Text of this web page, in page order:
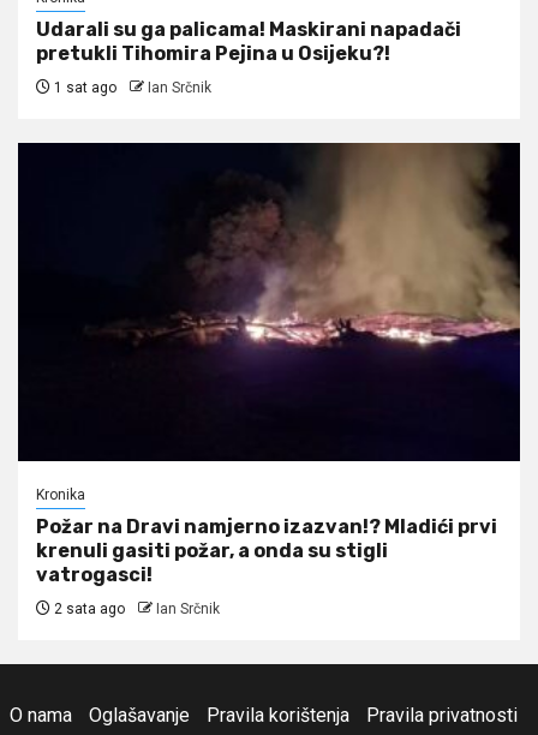
Udarali su ga palicama! Maskirani napadači
pretukli Tihomira Pejina u Osijeku?!
1 sat ago Ian Srčnik
Kronika
Požar na Dravi namjerno izazvan!? Mladići prvi
krenuli gasiti požar, a onda su stigli
vatrogasci!
2 sata ago Ian Srčnik
O nama Oglašavanje Pravila korištenja
Pravila privatnosti